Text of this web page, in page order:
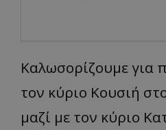
Καλωσορίζουμε για
τον κύριο Κουσιή
μαζί με τον κύριο